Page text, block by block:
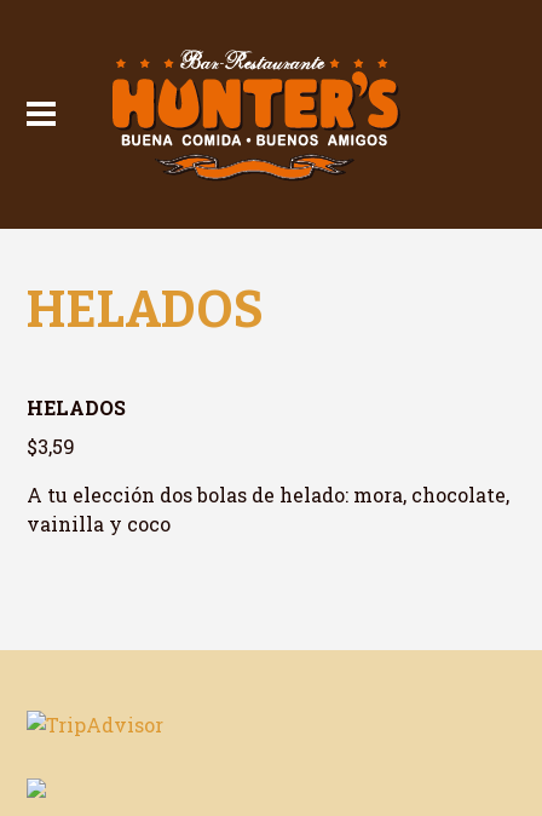
HELADOS
HELADOS
$3,59
A tu elección dos bolas de helado: mora, chocolate,
vainilla y coco